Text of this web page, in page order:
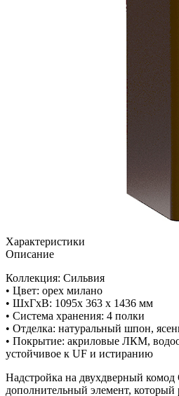
Характеристики
Описание
Коллекция: Сильвия
• Цвет: орех милано
• ШxГхВ: 1095х 363 х 1436 мм
• Система хранения: 4 полки
• Отделка: натуральный шпон,
• Покрытие: акриловые ЛКМ,
устойчивое к UF и истиранию
Надстройка на двухдверный комод
дополнительный элемент, который